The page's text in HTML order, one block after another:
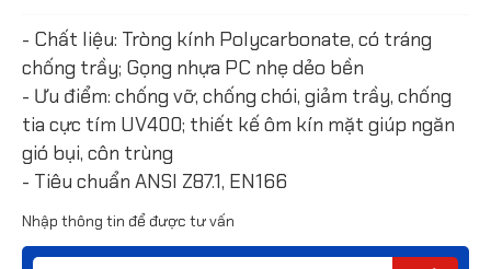
- Chất liệu: Tròng kính Polycarbonate, có tráng
chống trầy; Gọng nhựa PC nhẹ dẻo bền
- Ưu điểm: chống vỡ, chống chói, giảm trầy, chống
tia cực tím UV400; thiết kế ôm kín mặt giúp ngăn
gió bụi, côn trùng
- Tiêu chuẩn ANSI Z87.1, EN166
Nhập thông tin để được tư vấn